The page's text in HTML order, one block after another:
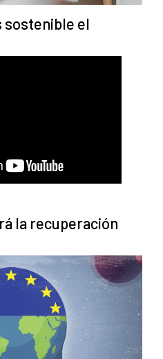
sostenible el
la recuperación